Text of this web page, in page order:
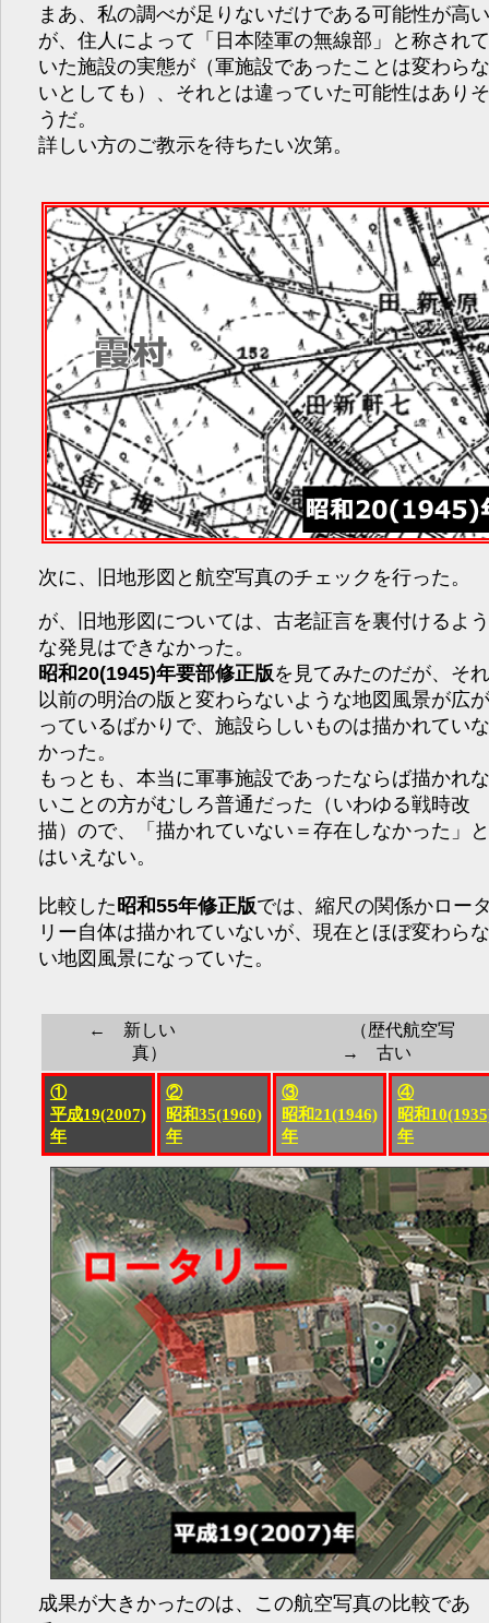
まあ、私の調べが足りないだけである可能性が高
が、住人によって「日本陸軍の無線部」と称され
いた施設の実態が（軍施設であったことは変わら
いとしても）、それとは違っていた可能性はあり
うだ。
詳しい方のご教示を待ちたい次第。
次に、旧地形図と航空写真のチェックを行った。
が、旧地形図については、古老証言を裏付けるよ
な発見はできなかった。
昭和20(1945)年要部修正版を見てみたのだが、そ
以前の明治の版と変わらないような地図風景が広
っているばかりで、施設らしいものは描かれてい
かった。
もっとも、本当に軍事施設であったならば描かれ
いことの方がむしろ普通だった（いわゆる戦時改
描）ので、「描かれていない＝存在しなかった」
はいえない。
比較した昭和55年修正版では、縮尺の関係かロー
リー自体は描かれていないが、現在とほぼ変わら
い地図風景になっていた。
← 新しい （歴代航空写
真） → 古い
①
平成19(2007)
年
②
昭和35(1960)
年
③
昭和21(1946)
年
④
昭和
年
成果が大きかったのは、この航空写真の比較であ